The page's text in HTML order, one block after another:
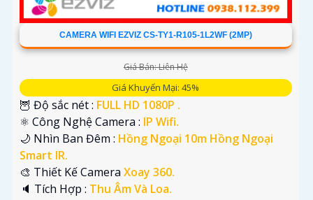
CAMERA WIFI EZVIZ CS-TY1-R105-1L2WF (2MP)
Giá Bán: Liên Hệ
Giá Khuyến Mại: 45%
🦉 Độ sắc nét : FULL HD 1080P .
⚛️ Công Nghệ Camera : IP Wifi.
🌙 Nhìn Ban Đêm : Hồng Ngoại 10m Hồng Ngoại
Smart IR.
🎨 Thiết Kế Camera Xoay 360.
️🔈 Tích Hợp : Thu Âm Và Loa.